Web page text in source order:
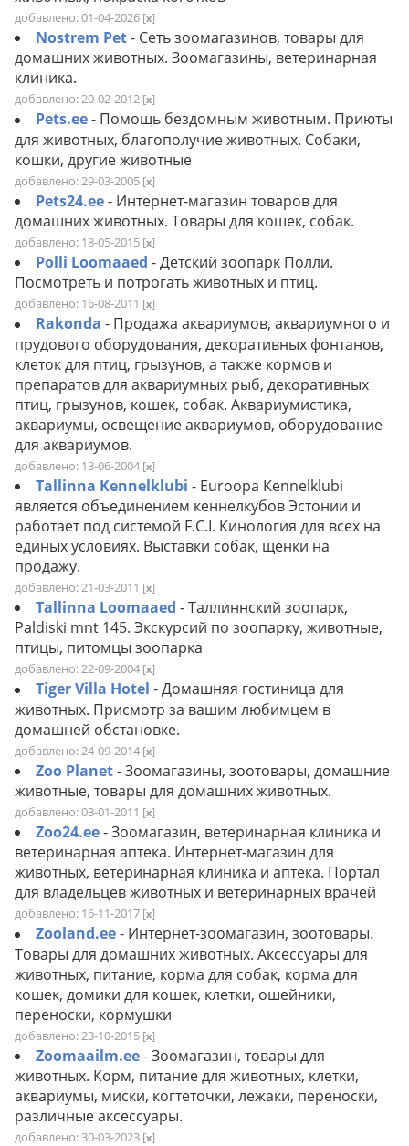
добавлено: 01-04-2026 [x]
Nostrem Pet- Сеть зоомагазинов, товары для
домашних животных. Зоомагазины, ветеринарная
клиника.
добавлено: 20-02-2012 [x]
Pets.ee- Помощь бездомным животным. Приюты
для животных, благополучие животных. Собаки,
кошки, другие животные
добавлено: 29-03-2005 [x]
Pets24.ee- Интернет-магазин товаров для
домашних животных. Товары для кошек, собак.
добавлено: 18-05-2015 [x]
Polli Loomaaed - Детский зоопарк Полли.
Посмотреть и потрогать животных и птиц.
добавлено: 16-08-2011 [x]
Rakonda - Продажа аквариумов, аквариумного и
прудового оборудования, декоративных фонтанов,
клеток для птиц, грызунов, а также кормов и
препаратов для аквариумных рыб, декоративных
птиц, грызунов, кошек, собак. Аквариумистика,
аквариумы, освещение аквариумов, оборудование
для аквариумов.
добавлено: 13-06-2004 [x]
Tallinna Kennelklubi - Euroopa Kennelklubi
является объединением кеннелкубов Эстонии и
работает под системой F.C.I. Кинология для всех на
единых условиях. Выставки собак, щенки на
продажу.
добавлено: 21-03-2011 [x]
Tallinna Loomaaed - Таллиннский зоопарк,
Paldiski mnt 145. Экскурсий по зоопарку, животные,
птицы, питомцы зоопарка
добавлено: 22-09-2004 [x]
Tiger Villa Hotel - Домашняя гостиница для
животных. Присмотр за вашим любимцем в
домашней обстановке.
добавлено: 24-09-2014 [x]
Zoo Planet- Зоомагазины, зоотовары, домашние
животные, товары для домашних животных.
добавлено: 03-01-2011 [x]
Zoo24.ee- Зоомагазин, ветеринарная клиника и
ветеринарная аптека. Интернет-магазин для
животных, ветеринарная клиника и аптека. Портал
для владельцев животных и ветеринарных врачей
добавлено: 16-11-2017 [x]
Zooland.ee- Интернет-зоомагазин, зоотовары.
Товары для домашних животных. Аксессуары для
животных, питание, корма для собак, корма для
кошек, домики для кошек, клетки, ошейники,
переноски, кормушки
добавлено: 23-10-2015 [x]
Zoomaailm.ee- Зоомагазин, товары для
животных. Корм, питание для животных, клетки,
аквариумы, миски, когтеточки, лежаки, переноски,
различные аксессуары.
добавлено: 30-03-2023 [x]